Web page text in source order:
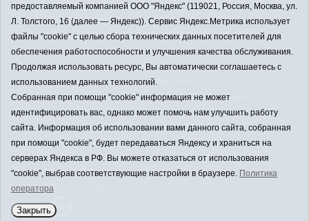
область, Аромашевский район, с. Аромашево, ул.
Кирова, д. 13.
Адрес электронной почты редакции:
strudu72@obl72.ru
Телефон редакции: 8 (34545) 2-30-58
Регистрационный номер СМИ ЭЛ № ФС 77 - 65176
выдано Федеральной службой по надзору в сфере
связи, информационных технологий и массовых
коммуникаций (Роскомнадзор) 28.03.2016 г.
Учредитель: АНО «Информационно-издательский
центр «Слава труду».
Главный редактор: А.Н. Барабанщиков
Политика оператора
предоставляемый компанией ООО "Яндекс" (119021, Россия, Москва, ул.
Л. Толстого, 16 (далее — Яндекс)). Сервис Яндекс.Метрика использует
файлы "cookie" с целью сбора технических данных посетителей для
обеспечения работоспособности и улучшения качества обслуживания.
Продолжая использовать ресурс, Вы автоматически соглашаетесь с
использованием данных технологий.
Собранная при помощи "cookie" информация не может
идентифицировать вас, однако может помочь нам улучшить работу
сайта. Информация об использовании вами данного сайта, собранная
при помощи "cookie", будет передаваться Яндексу и храниться на
серверах Яндекса в РФ. Вы можете отказаться от использования
"cookie", выбрав соответствующие настройки в браузере. Политика
оператора
Закрыть